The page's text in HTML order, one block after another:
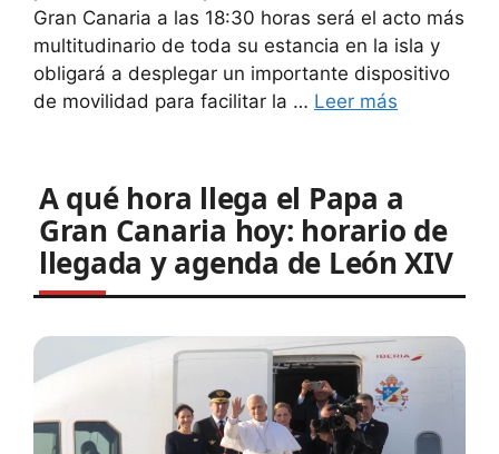
Gran Canaria a las 18:30 horas será el acto más
multitudinario de toda su estancia en la isla y
obligará a desplegar un importante dispositivo
de movilidad para facilitar la … Leer más
A qué hora llega el Papa a
Gran Canaria hoy: horario de
llegada y agenda de León XIV